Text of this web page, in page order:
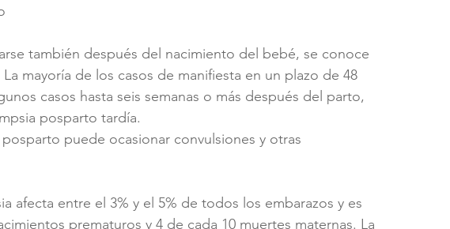
también después del nacimiento del bebé, se conoce
mayoría de los casos de manifiesta en un plazo de 48
casos hasta seis semanas o más después del parto,
posparto tardía.
puede ocasionar convulsiones y otras
afecta entre el 3% y el 5% de todos los embarazos y es
prematuros y 4 de cada 10 muertes maternas. La